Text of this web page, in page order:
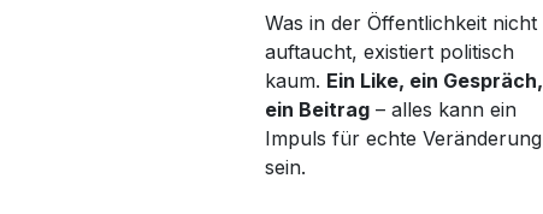
Was in der Öffentlichkeit nicht
auftaucht, existiert politisch
kaum. Ein Like, ein Gespräch,
ein Beitrag– alles kann ein
Impuls für echte Veränderung
sein.